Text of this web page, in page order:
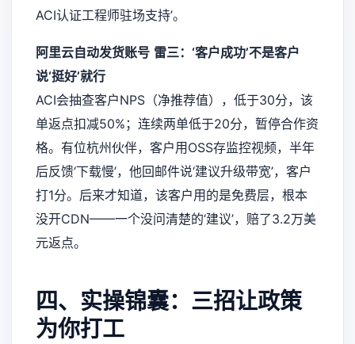
ACI认证工程师驻场支持’。
阿里云自动发货账号 雷三：‘客户成功’不是客户
说‘挺好’就行
ACI会抽查客户NPS（净推荐值），低于30分，该
单返点扣减50%；连续两单低于20分，暂停合作资
格。有位杭州伙伴，客户用OSS存监控视频，半年
后反馈‘下载慢’，他回邮件说‘建议升级带宽’，客户
打1分。后来才知道，该客户用的是免费层，根本
没开CDN——一个没问清楚的‘建议’，赔了3.2万美
元返点。
四、实操锦囊：三招让政策
为你打工